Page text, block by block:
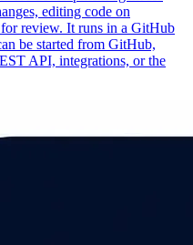
editing code on
review. It runs in a GitHub
be started from GitHub,
API, integrations, or the